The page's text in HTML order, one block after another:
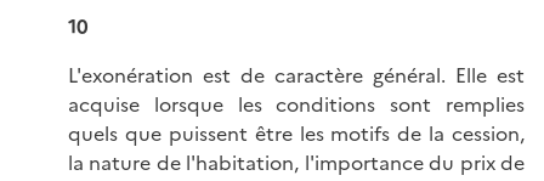
10
L'exonération est de caractère général. Elle est
acquise lorsque les conditions sont remplies
quels que puissent être les motifs de la cession,
la nature de l'habitation, l'importance du prix de